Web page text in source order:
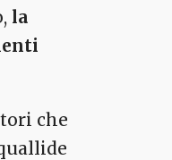
la
che